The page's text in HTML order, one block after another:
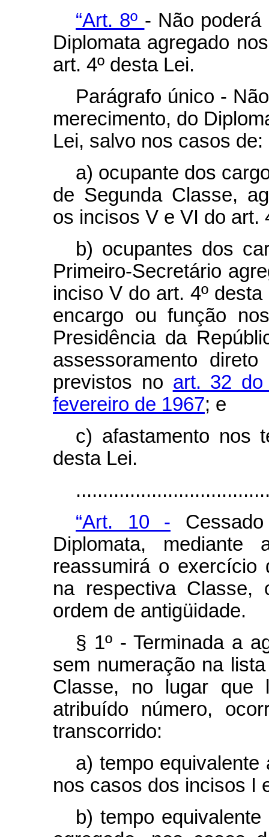
“Art. 8º - Não poderá
Diplomata agregado
art. 4º desta Lei.
Parágrafo único -
merecimento, do
Lei, salvo nos casos de:
a) ocupante dos
de Segunda Classe,
os incisos V e VI do art.
b) ocupantes dos
Primeiro-Secretário
inciso V do art. 4º
encargo ou função
Presidência da
assessoramento
previstos no art. 32 do
fevereiro de 1967; e
c) afastamento nos
desta Lei.
“Art. 10 -
Diplomata,
reassumirá o exercício
na respectiva
ordem de antigüidade.
§ 1º - Terminada a
sem numeração na
Classe, no lugar que
atribuído número,
transcorrido:
a) tempo equivalente
nos casos dos incisos I
b) tempo